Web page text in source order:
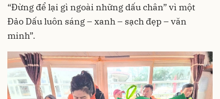
“Đừng để lại gì ngoài những dấu chân” vì một
Đảo Dấu luôn sáng – xanh – sạch đẹp – văn
minh”.